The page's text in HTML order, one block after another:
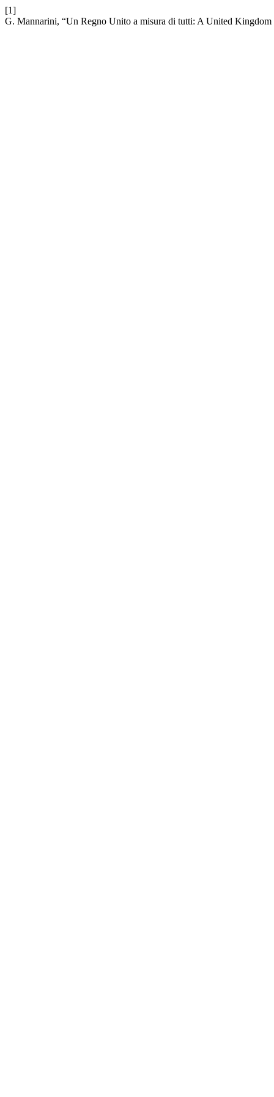
[1]
G. Mannarini, “Un Regno Unito a misura di tutti: A United